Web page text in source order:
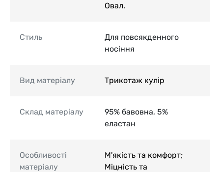
Овал.
Стиль
Для повсякденного
носіння
Вид матеріалу Трикотаж кулір
Склад матеріалу
95% бавовна, 5%
еластан
Особливості
матеріалу
М'якість та комфорт;
Міцність та